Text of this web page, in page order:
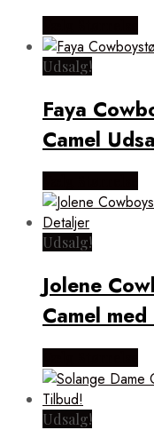
Udsalg!
Faya
Camel
Udsalg!
Jolene
Camel
Udsalg!